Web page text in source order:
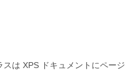
は XPS ドキュメントにペー